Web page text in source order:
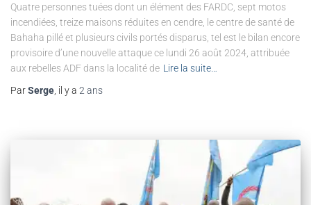
Quatre personnes tuées dont un élément des FARDC, sept motos
incendiées, treize maisons réduites en cendre, le centre de santé de
Bahaha pillé et plusieurs civils portés disparus, tel est le bilan encore
provisoire d’une nouvelle attaque ce lundi 26 août 2024, attribuée
aux rebelles ADF dans la localité de Lire la suite…
ParSerge , il y a 2 ans